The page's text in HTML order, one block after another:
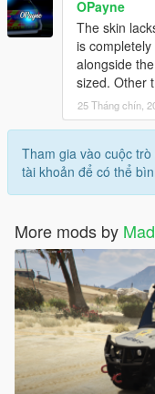
OPayne
The skin
is
alongside
sized. Other
25 Tháng chín,
Tham gia vào cuộc trò
tài khoản để có thể
More mods by